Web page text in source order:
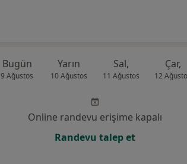
Bugün
9 Ağustos
Yarın
10 Ağustos
Sal,
11 Ağustos
Çar,
12
Online randevu erişime kapalı
Randevu talep et